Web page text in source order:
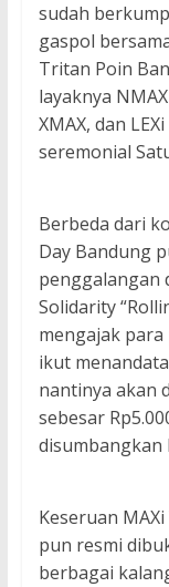
sudah
gaspol
Tritan Poin
layaknya
XMAX, dan
seremonial
Berbeda dari
Day Bandung
penggalangan
Solidarity
mengajak para
ikut
nantinya akan
sebesar
disumbangkan
Keseruan
pun resmi
berbagai